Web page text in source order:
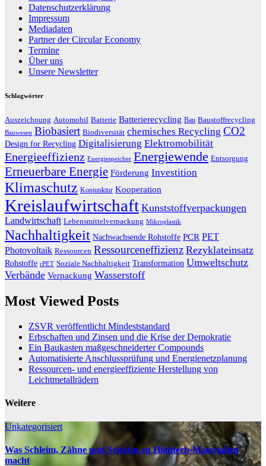
Datenschutzerklärung
Impressum
Mediadaten
Partner der Circular Economy
Termine
Über uns
Unsere Newsletter
Schlagwörter
Auszeichnung Automobil Batterie Batterierecycling Bau Baustoffrecycling
Bauwesen Biobasiert Biodiversität chemisches Recycling CO2
Design for Recycling Digitalisierung Elektromobilität
Energieeffizienz Energiespeicher Energiewende Entsorgung
Erneuerbare Energie Förderung Investition
Klimaschutz Konjunktur Kooperation
Kreislaufwirtschaft Kunststoffverpackungen
Landwirtschaft Lebensmittelverpackung Mikroplastik
Nachhaltigkeit Nachwachsende Rohstoffe PCR PET
Photovoltaik Ressourcen Ressourceneffizienz Rezyklateinsatz
Rohstoffe rPET Soziale Nachhaltigkeit Transformation Umweltschutz
Verbände Verpackung Wasserstoff
Most Viewed Posts
ZSVR veröffentlicht Mindeststandard
Erbschaften und Zinsen und die Krise der Demokratie
Ein Baukasten maßgeschneiderter Compounds
Automatisierte Anschlussprüfung und Energienetzplanung
Ressourcen- und energieeffiziente Herstellung von
Leichtmetallrädern
Weitere
Unkategorisiert
Was Schleim, Zähne und Schalen zu Hightech-Materialien
macht